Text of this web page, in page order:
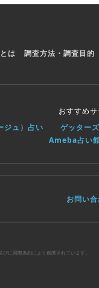
は 調査方法・調査目的
おすすめ
ュ）占い ゲッター
Ameba占い
お問い
に国際条約により保護されています。